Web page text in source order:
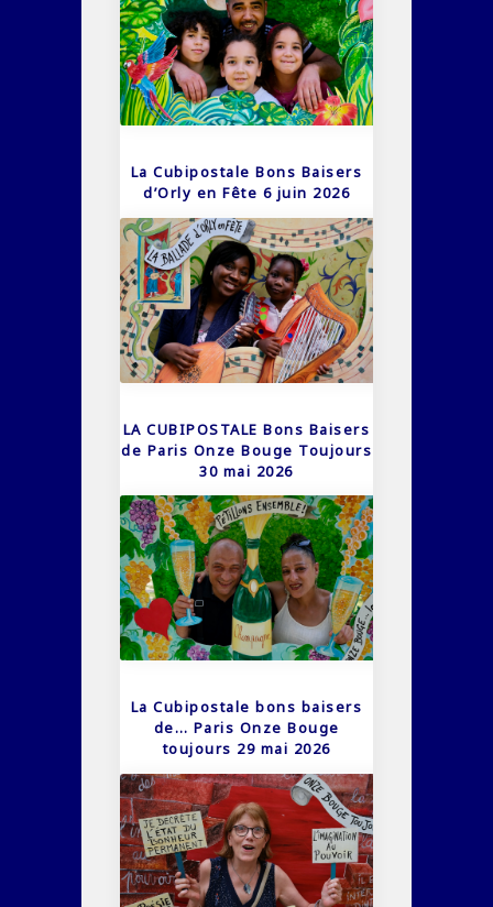
La Cubipostale Bons Baisers
d’Orly en Fête 6 juin 2026
LA CUBIPOSTALE Bons Baisers
de Paris Onze Bouge Toujours
30 mai 2026
La Cubipostale bons baisers
de… Paris Onze Bouge
toujours 29 mai 2026